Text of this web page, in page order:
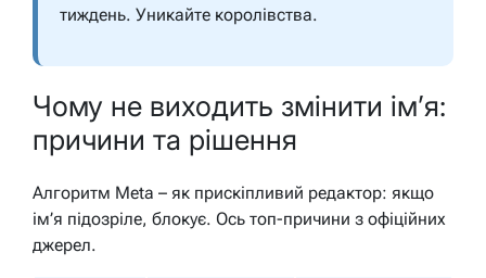
тиждень. Уникайте королівства.
Чому не виходить змінити ім’я:
причини та рішення
Алгоритм Meta – як прискіпливий редактор: якщо
ім’я підозріле, блокує. Ось топ-причини з офіційних
джерел.